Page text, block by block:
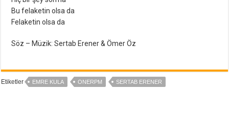
Bu felaketin olsa da
Felaketin olsa da
Söz – Müzik: Sertab Erener & Ömer Öz
Etiketler EMRE KULA ONERPM SERTAB ERENER